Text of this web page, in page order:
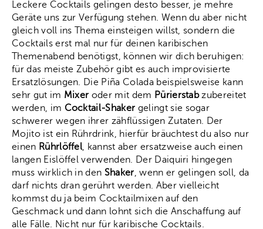
Leckere Cocktails gelingen desto besser, je mehre
Geräte uns zur Verfügung stehen. Wenn du aber nicht
gleich voll ins Thema einsteigen willst, sondern die
Cocktails erst mal nur für deinen karibischen
Themenabend benötigst, können wir dich beruhigen:
für das meiste Zubehör gibt es auch improvisierte
Ersatzlösungen. Die Piña Colada beispielsweise kann
sehr gut im Mixer oder mit dem Pürierstabzubereitet
werden, im Cocktail-Shaker gelingt sie sogar
schwerer wegen ihrer zähflüssigen Zutaten. Der
Mojito ist ein Rührdrink, hierfür bräuchtest du also nur
einen Rührlöffel, kannst aber ersatzweise auch einen
langen Eislöffel verwenden. Der Daiquiri hingegen
muss wirklich in den Shaker, wenn er gelingen soll, da
darf nichts dran gerührt werden. Aber vielleicht
kommst du ja beim Cocktailmixen auf den
Geschmack und dann lohnt sich die Anschaffung auf
alle Fälle. Nicht nur für karibische Cocktails.